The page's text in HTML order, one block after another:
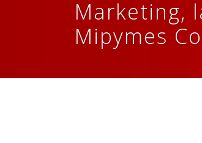
Marketing,
Mipymes